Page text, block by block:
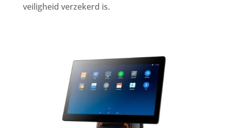
veiligheid verzekerd is.